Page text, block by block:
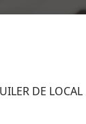
DE LOCAL